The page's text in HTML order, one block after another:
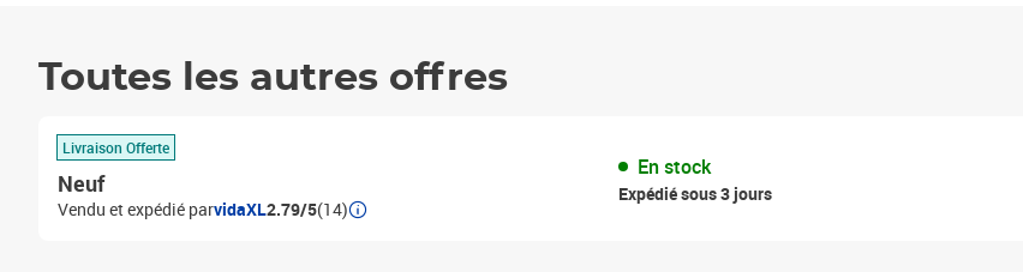
Toutes les autres offres
Livraison Offerte
Neuf
Vendu et expédié parvidaXL2.79/5(14)
En stock
Expédié sous 3 jours